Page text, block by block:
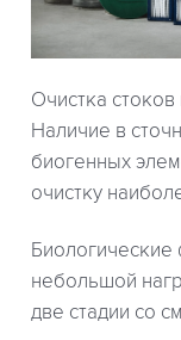
Очистка
Наличие в
биогенных
очистку
небольшой
две стадии со